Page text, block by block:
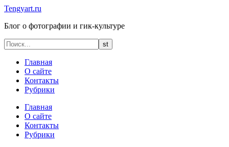
Tengyart.ru
Блог о фотографии и гик-культуре
Главная
О сайте
Контакты
Рубрики
Главная
О сайте
Контакты
Рубрики